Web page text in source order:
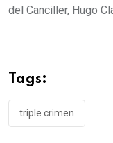
del Canciller, Hugo
Tags:
triple crimen